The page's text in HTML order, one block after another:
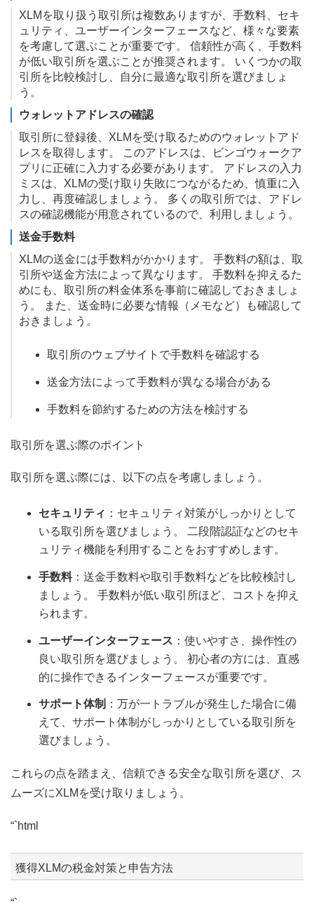
XLMを取り扱う取引所は複数ありますが、手数料、セキ
ュリティ、ユーザーインターフェースなど、様々な要素
を考慮して選ぶことが重要です。 信頼性が高く、手数料
が低い取引所を選ぶことが推奨されます。 いくつかの取
引所を比較検討し、自分に最適な取引所を選びましょ
う。
ウォレットアドレスの確認
取引所に登録後、XLMを受け取るためのウォレットアド
レスを取得します。 このアドレスは、ビンゴウォークア
プリに正確に入力する必要があります。 アドレスの入力
ミスは、XLMの受け取り失敗につながるため、慎重に入
力し、再度確認しましょう。 多くの取引所では、アドレ
スの確認機能が用意されているので、利用しましょう。
送金手数料
XLMの送金には手数料がかかります。 手数料の額は、取
引所や送金方法によって異なります。 手数料を抑えるた
めにも、取引所の料金体系を事前に確認しておきましょ
う。 また、送金時に必要な情報（メモなど）も確認して
おきましょう。
取引所のウェブサイトで手数料を確認する
送金方法によって手数料が異なる場合がある
手数料を節約するための方法を検討する
取引所を選ぶ際のポイント
取引所を選ぶ際には、以下の点を考慮しましょう。
セキュリティ ：セキュリティ対策がしっかりとして
いる取引所を選びましょう。 二段階認証などのセキ
ュリティ機能を利用することをおすすめします。
手数料：送金手数料や取引手数料などを比較検討し
ましょう。 手数料が低い取引所ほど、コストを抑え
られます。
ユーザーインターフェース ：使いやすさ、操作性の
良い取引所を選びましょう。 初心者の方には、直感
的に操作できるインターフェースが重要です。
サポート体制 ：万が一トラブルが発生した場合に備
えて、サポート体制がしっかりとしている取引所を
選びましょう。
これらの点を踏まえ、信頼できる安全な取引所を選び、ス
ムーズにXLMを受け取りましょう。
“`html
獲得XLMの税金対策と申告方法
“`